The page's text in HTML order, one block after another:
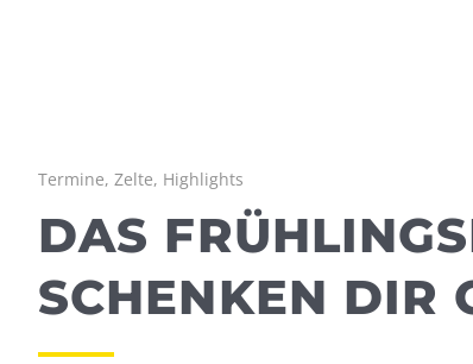
Termine, Zelte, Highlights
DAS
SCHENKEN DIR